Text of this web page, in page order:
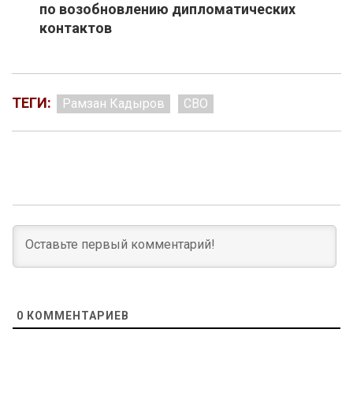
по возобновлению дипломатических
контактов
ТЕГИ: Рамзан Кадыров СВО
0 КОММЕНТАРИЕВ